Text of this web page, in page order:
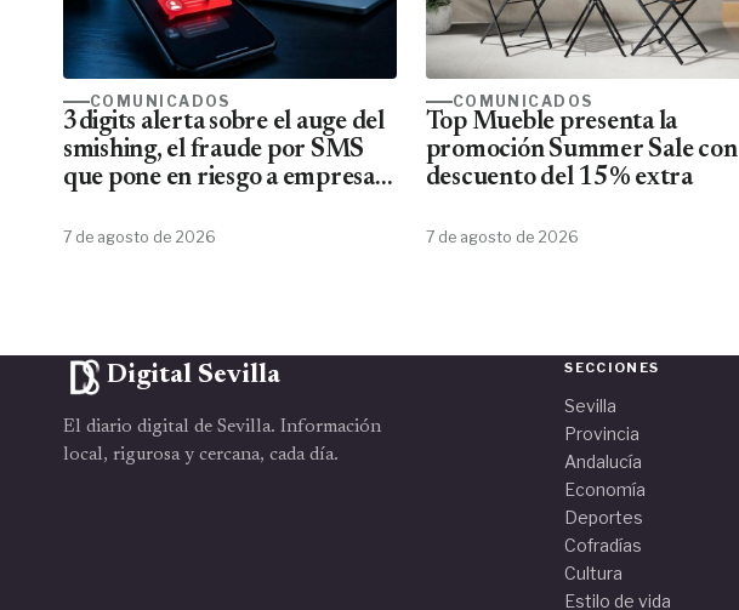
COMUNICADOS
3digits alerta sobre el auge del
smishing, el fraude por SMS
que pone en riesgo a empresas
7 de agosto de 2026
COMUNICADOS
Top Mueble presenta la
promoción Summer Sale con
descuento del 15% extra
7 de agosto de 2026
Digital Sevilla
El diario digital de Sevilla. Información
local, rigurosa y cercana, cada día.
SECCIONES
Sevilla
Provincia
Andalucía
Economía
Deportes
Cofradías
Cultura
Estilo de vida